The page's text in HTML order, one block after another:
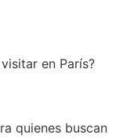
quienes buscan